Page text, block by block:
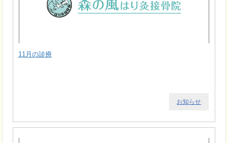
11月の診療
お知らせ